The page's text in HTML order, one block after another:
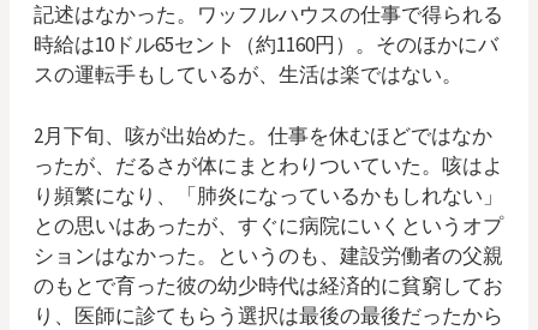
記述はなかった。ワッフルハウスの仕事で得られる
時給は10ドル65セント（約1160円）。そのほかにバ
スの運転手もしているが、生活は楽ではない。
2月下旬、咳が出始めた。仕事を休むほどではなか
ったが、だるさが体にまとわりついていた。咳はよ
り頻繁になり、「肺炎になっているかもしれない」
との思いはあったが、すぐに病院にいくというオプ
ションはなかった。というのも、建設労働者の父親
のもとで育った彼の幼少時代は経済的に貧窮してお
り、医師に診てもらう選択は最後の最後だったから